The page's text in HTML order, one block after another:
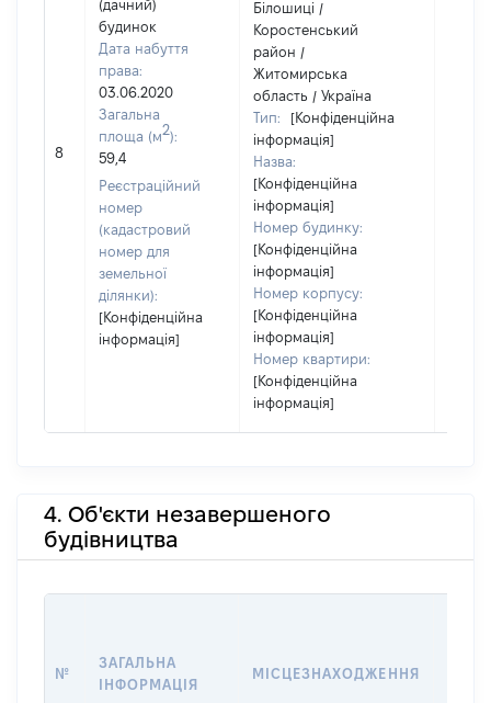
8
(дачний)
будинок
Дата набуття
права:
03.06.2020
Загальна
площа (м2):
59,4
Реєстраційний
номер
(кадастровий
номер для
земельної
ділянки):
[Конфіденційна
інформація]
Білошиці /
Коростенський
район /
Житомирська
область / Україна
Тип:
[Конфіденційна
інформація]
Назва:
[Конфіденційна
інформація]
Номер будинку:
[Конфіденційна
інформація]
Номер корпусу:
[Конфіденційна
інформація]
Номер квартири:
[Конфіденційна
інформація]
4. Об'єкти незавершеного
будівництва
№
ЗАГАЛЬНА
ІНФОРМАЦІЯ
МІСЦЕЗНАХОДЖЕННЯ